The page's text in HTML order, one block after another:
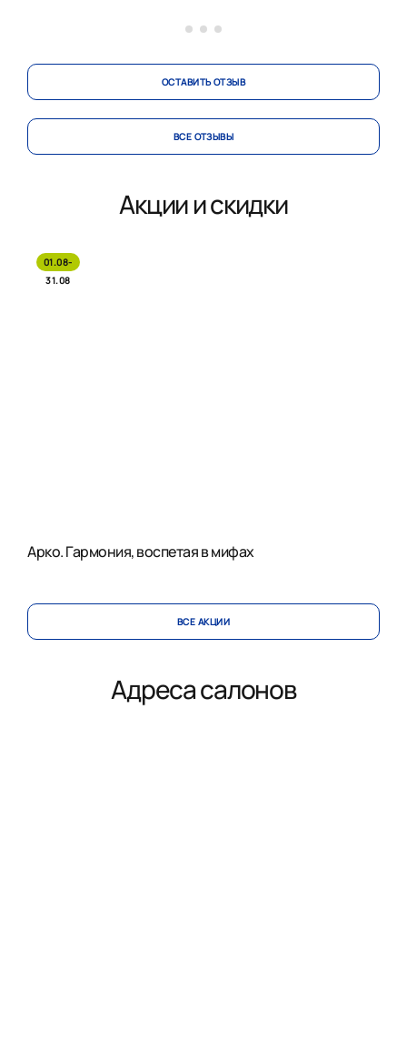
ОСТАВИТЬ ОТЗЫВ
ВСЕ ОТЗЫВЫ
Акции и скидки
01.08-
31.08
Арко. Гармония, воспетая в мифах
ВСЕ АКЦИИ
Адреса салонов